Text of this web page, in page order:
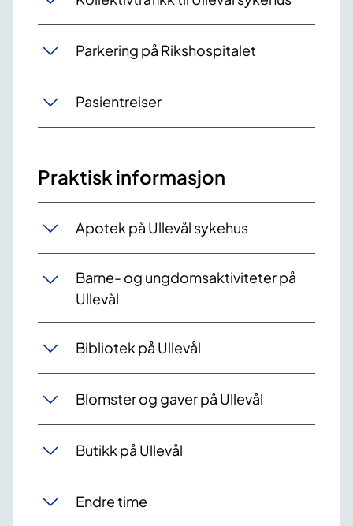
Parkering på Rikshospitalet
Pasientreiser
Praktisk informasjon
Apotek på Ullevål sykehus
Barne- og ungdomsaktiviteter på
Ullevål
Bibliotek på Ullevål
Blomster og gaver på Ullevål
Butikk på Ullevål
Endre time